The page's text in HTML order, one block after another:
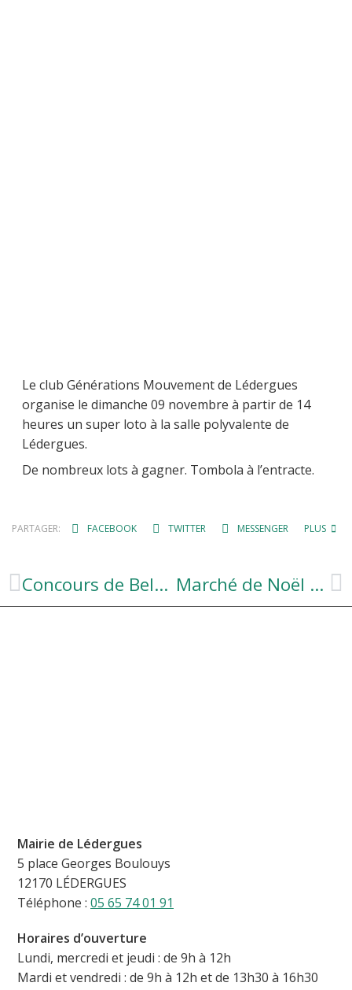
Le club Générations Mouvement de Lédergues
organise le dimanche 09 novembre à partir de 14
heures un super loto à la salle polyvalente de
Lédergues.
De nombreux lots à gagner. Tombola à l’entracte.
PARTAGER: FACEBOOK TWITTER MESSENGER PLUS
Concours de Belote Lentin Marché de Noël – Générations Mouvement
Mairie de Lédergues
5 place Georges Boulouys
12170 LÉDERGUES
Téléphone : 05 65 74 01 91
Horaires d’ouverture
Lundi, mercredi et jeudi : de 9h à 12h
Mardi et vendredi : de 9h à 12h et de 13h30 à 16h30